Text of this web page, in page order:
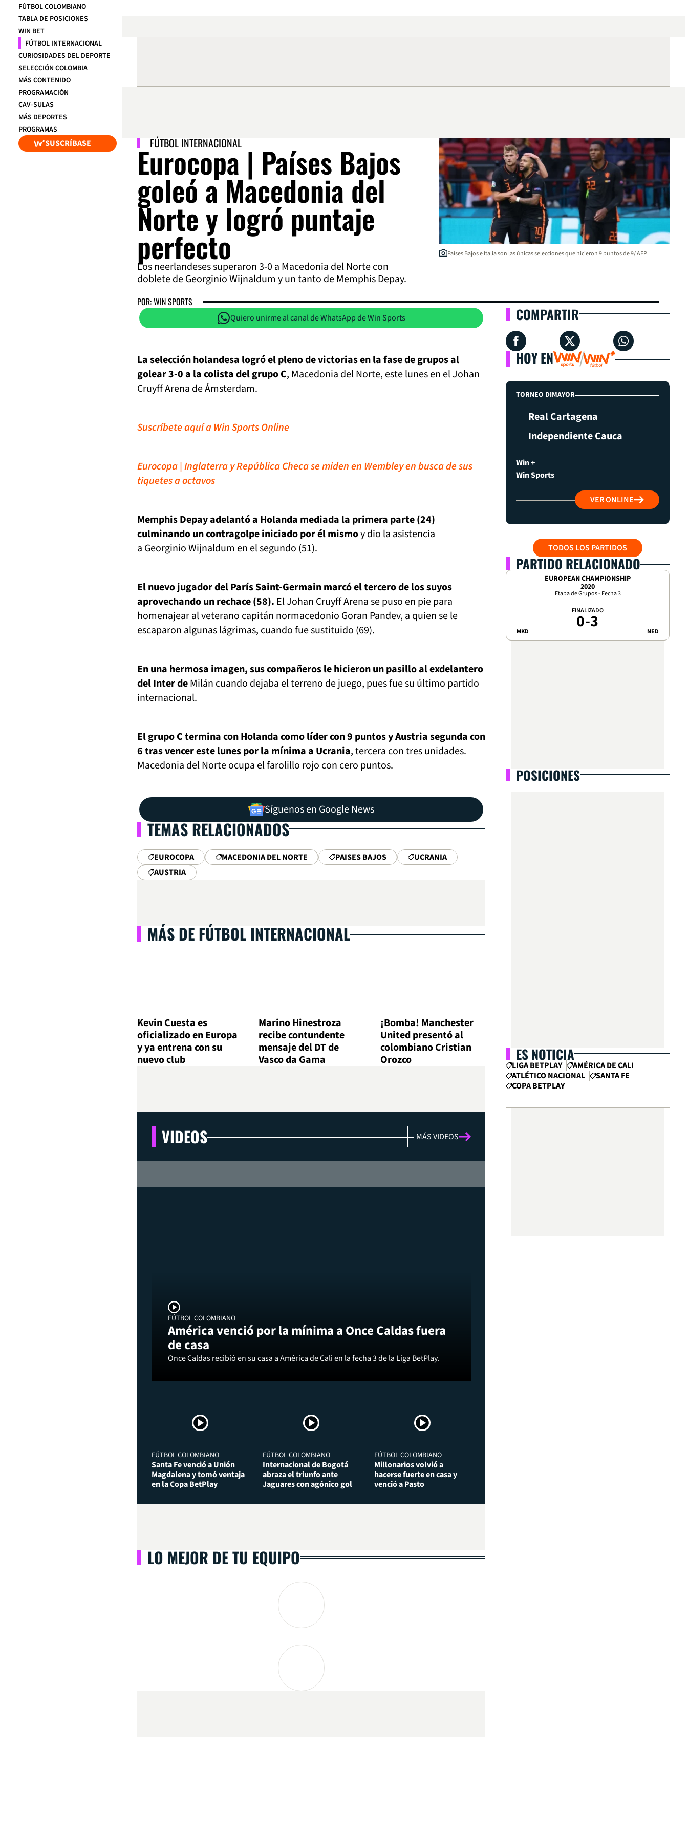
FÚTBOL COLOMBIANO
TABLA DE POSICIONES
WIN BET
FÚTBOL INTERNACIONAL
CURIOSIDADES DEL DEPORTE
SELECCIÓN COLOMBIA
MÁS CONTENIDO
PROGRAMACIÓN
CAV-SULAS
MÁS DEPORTES
PROGRAMAS
SUSCRÍBASE FÚTBOL INTERNACIONAL
Eurocopa | Países Bajos
goleó a Macedonia del
Norte y logró puntaje
perfecto
Los neerlandeses superaron 3-0 a Macedonia del Norte con
doblete de Georginio Wijnaldum y un tanto de Memphis Depay.
Países Bajos e Italia son las únicas selecciones que hicieron 9 puntos de 9/ AFP
POR: WIN SPORTS
Quiero unirme al canal de WhatsApp de Win Sports
La selección holandesa logró el pleno de victorias en la fase de grupos al
golear 3-0 a la colista del grupo C, Macedonia del Norte, este lunes en el Johan
Cruyff Arena de Ámsterdam.
Suscríbete aquí a Win Sports Online
Eurocopa | Inglaterra y República Checa se miden en Wembley en busca de sus
tiquetes a octavos
Memphis Depay adelantó a Holanda mediada la primera parte (24)
culminando un contragolpe iniciado por él mismoy dio la asistencia
a Georginio Wijnaldum en el segundo (51).
El nuevo jugador del París Saint-Germain marcó el tercero de los suyos
aprovechando un rechace (58). El Johan Cruyff Arena se puso en pie para
homenajear al veterano capitán normacedonio Goran Pandev, a quien se le
escaparon algunas lágrimas, cuando fue sustituido (69).
En una hermosa imagen, sus compañeros le hicieron un pasillo al exdelantero
del Inter deMilán cuando dejaba el terreno de juego, pues fue su último partido
internacional.
El grupo C termina con Holanda como líder con 9 puntos y Austria segunda con
6 tras vencer este lunes por la mínima a Ucrania, tercera con tres unidades.
Macedonia del Norte ocupa el farolillo rojo con cero puntos.
Síguenos en Google News
TEMAS RELACIONADOS
EUROCOPA MACEDONIA DEL NORTE PAISES BAJOS
UCRANIA
AUSTRIA
MÁS DE FÚTBOL INTERNACIONAL
Kevin Cuesta es
oficializado en Europa
y ya entrena con su
nuevo club
Marino Hinestroza
recibe contundente
mensaje del DT de
Vasco da Gama
¡Bomba! Manchester
United presentó al
colombiano Cristian
Orozco
VIDEOS MÁS VIDEOS
FÚTBOL COLOMBIANO
América venció por la mínima a Once Caldas fuera
de casa
Once Caldas recibió en su casa a América de Cali en la fecha 3 de la Liga BetPlay.
FÚTBOL COLOMBIANO
Santa Fe venció a Unión
Magdalena y tomó ventaja
en la Copa BetPlay
FÚTBOL COLOMBIANO
Internacional de Bogotá
abraza el triunfo ante
Jaguares con agónico gol
FÚTBOL COLOMBIANO
Millonarios volvió a
hacerse fuerte en casa y
venció a Pasto
LO MEJOR DE TU EQUIPO
COMPARTIR
HOY EN
TORNEO DIMAYOR
Real Cartagena
Independiente Cauca
Win +
Win Sports
VER ONLINE
TODOS LOS PARTIDOS
PARTIDO RELACIONADO
EUROPEAN CHAMPIONSHIP
2020
Etapa de Grupos - Fecha 3
MKD
FINALIZADO
0-3 NED
POSICIONES
ES NOTICIA
LIGA BETPLAY
AMÉRICA DE CALI
ATLÉTICO NACIONAL
SANTA FE
COPA BETPLAY